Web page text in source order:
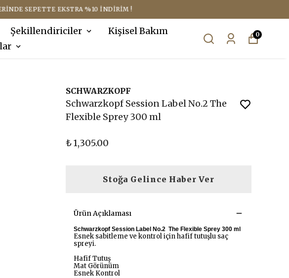
%10 İNDIRIM !
Şekillendiriciler
Kişisel Bakım
0
SCHWARZKOPF
Schwarzkopf Session Label No.2 The
Flexible Sprey 300 ml
₺ 1,305.00
Stoğa Gelince Haber Ver
Ürün Açıklaması
Schwarzkopf Session Label No.2 The Flexible Sprey 300 ml
Esnek sabitleme ve kontrol için hafif tutuşlu saç
spreyi.
Hafif Tutuş
Mat Görünüm
Esnek Kontrol